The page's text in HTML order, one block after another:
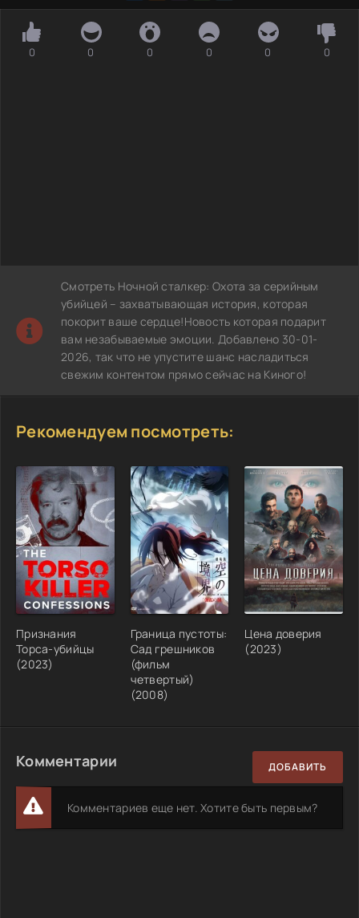
0 0 0 0 0 0
Смотреть Ночной сталкер: Охота за серийным
убийцей – захватывающая история, которая
покорит ваше сердце!Новость которая подарит
вам незабываемые эмоции. Добавлено 30-01-
2026, так что не упустите шанс насладиться
свежим контентом прямо сейчас на Киного!
Рекомендуем посмотреть:
Признания
Торса-убийцы
(2023)
Граница пустоты:
Сад грешников
(фильм
четвертый)
(2008)
Цена доверия
(2023)
Комментарии ДОБАВИТЬ
Комментариев еще нет. Хотите быть первым?